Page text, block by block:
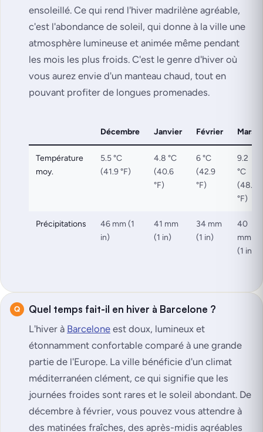
ensoleillé. Ce qui rend l'hiver madrilène agréable,
c'est l'abondance de soleil, qui donne à la ville une
atmosphère lumineuse et animée même pendant
les mois les plus froids. C'est le genre d'hiver où
vous aurez envie d'un manteau chaud, tout en
pouvant profiter de longues promenades.
Décembre Janvier Février Mars
Température
moy.
5.5 °C
(41.9 °F)
4.8 °C
(40.6
°F)
6 °C
(42.9
°F)
9.2
°C
(48.6
°F)
Précipitations
46 mm (1
in)
41 mm
(1 in)
34 mm
(1 in)
40
mm
(1 in)
Quel temps fait-il en hiver à Barcelone ?
L'hiver à Barcelone est doux, lumineux et
étonnamment confortable comparé à une grande
partie de l'Europe. La ville bénéficie d'un climat
méditerranéen clément, ce qui signifie que les
journées froides sont rares et le soleil abondant. De
décembre à février, vous pouvez vous attendre à
des matinées fraîches, des après-midis agréables